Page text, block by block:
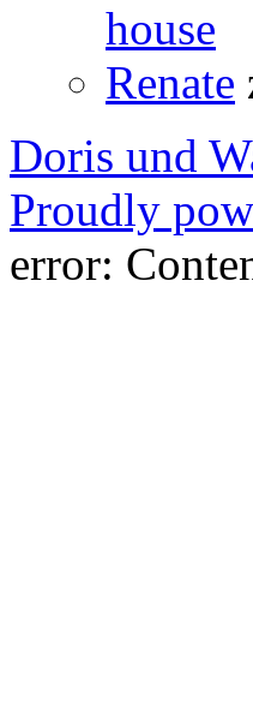
house
Renate
Doris und
Proudly
error: